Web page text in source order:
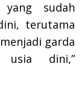
sudah
terutama
garda
usia dini,”